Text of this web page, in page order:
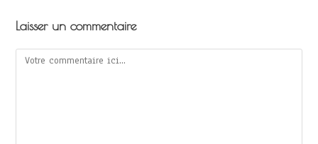
Laisser un commentaire
Comment